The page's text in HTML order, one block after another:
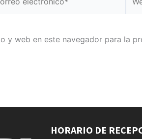
y web en este navegador para la
HORARIO DE